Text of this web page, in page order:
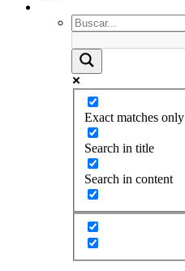
Exact matches only
Search in title
Search in content